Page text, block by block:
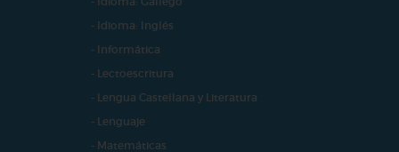
- Idioma: Inglés
- Informática
- Lectoescritura
- Lengua Castellana y Literatura
- Lenguaje
- Matemáticas